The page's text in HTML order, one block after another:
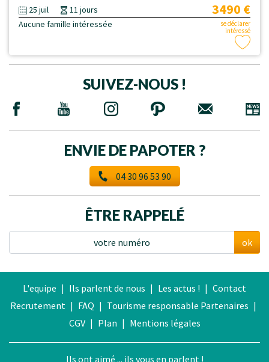
25 juil
11 jours 3490 €
Aucune famille intéressée
se déclarer
intéressé
SUIVEZ-NOUS !
ENVIE DE PAPOTER ?
04 30 96 53 90
ÊTRE RAPPELÉ
ok
L'equipe | Ils parlent de nous | Les actus ! | Contact
Recrutement | FAQ | Tourisme responsable Partenaires |
CGV | Plan | Mentions légales
Ils ont aimé ... ils vous en parlent !